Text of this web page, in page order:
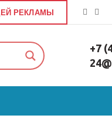
РЕКЛАМЫ
+7